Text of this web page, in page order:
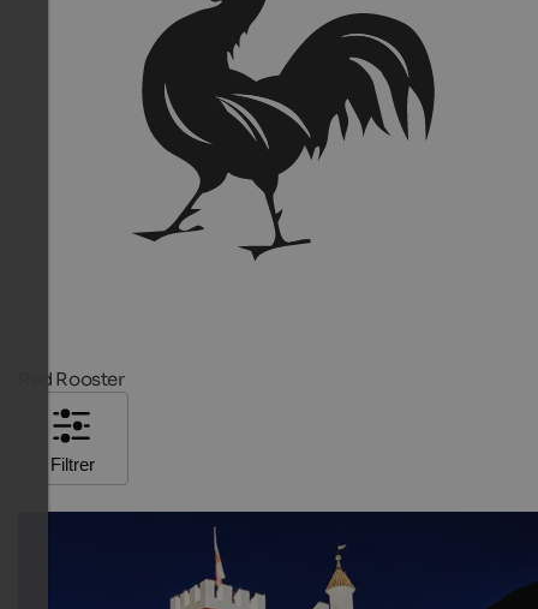
Red Rooster
Filtrer